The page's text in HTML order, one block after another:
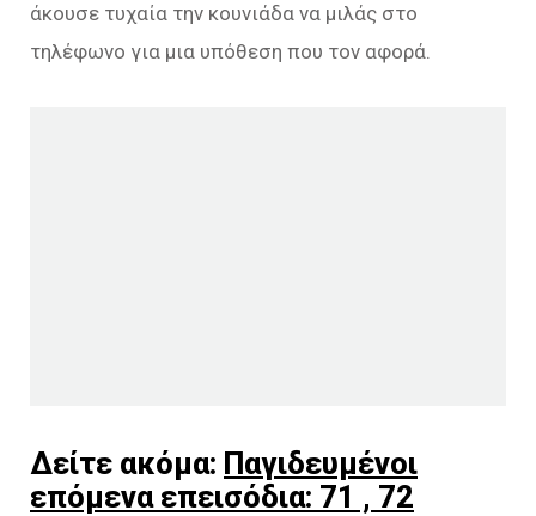
άκουσε τυχαία την κουνιάδα να μιλάς στο
τηλέφωνο για μια υπόθεση που τον αφορά.
Δείτε ακόμα: Παγιδευμένοι
επόμενα επεισόδια: 71 , 72